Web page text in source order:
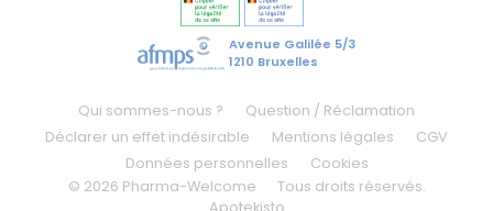
Avenue Galilée 5/3
1210 Bruxelles
Qui sommes-nous ?
Question / Réclamation
Déclarer un effet indésirable
Mentions légales
CGV
Données personnelles
Cookies
© 2026 Pharma-Welcome
Tous droits réservés.
Apotekisto